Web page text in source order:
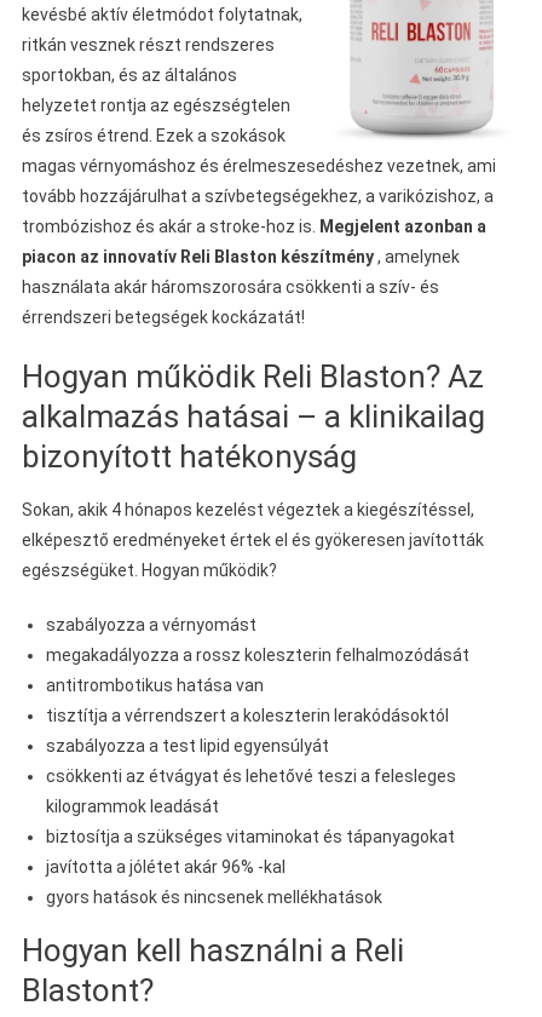
kevésbé aktív életmódot folytatnak,
ritkán vesznek részt rendszeres
sportokban, és az általános
helyzetet rontja az egészségtelen
és zsíros étrend. Ezek a szokások
magas vérnyomáshoz és érelmeszesedéshez vezetnek, ami
tovább hozzájárulhat a szívbetegségekhez, a varikózishoz, a
trombózishoz és akár a stroke-hoz is.
Megjelent azonban a
piacon az innovatív Reli Blaston készítmény, amelynek
használata akár háromszorosára csökkenti a szív- és
érrendszeri betegségek kockázatát!
Hogyan működik Reli Blaston? Az
alkalmazás hatásai – a klinikailag
bizonyított hatékonyság
Sokan, akik 4 hónapos kezelést végeztek a kiegészítéssel,
elképesztő eredményeket értek el és gyökeresen javították
egészségüket. Hogyan működik?
szabályozza a vérnyomást
megakadályozza a rossz koleszterin felhalmozódását
antitrombotikus hatása van
tisztítja a vérrendszert a koleszterin lerakódásoktól
szabályozza a test lipid egyensúlyát
csökkenti az étvágyat és lehetővé teszi a felesleges
kilogrammok leadását
biztosítja a szükséges vitaminokat és tápanyagokat
javította a jólétet akár 96% -kal
gyors hatások és nincsenek mellékhatások
Hogyan kell használni a Reli
Blastont?